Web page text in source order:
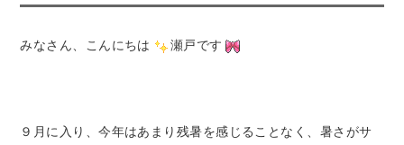
みなさん、こんにちは 瀬戸です
９月に入り、今年はあまり残暑を感じることなく、暑さがサ